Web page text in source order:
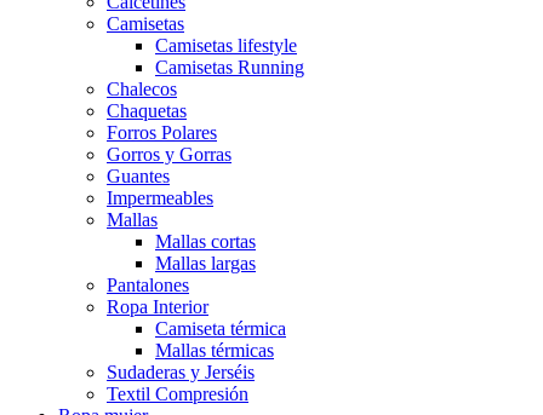
Camisetas
Camisetas lifestyle
Camisetas Running
Chalecos
Chaquetas
Forros Polares
Gorros y Gorras
Guantes
Impermeables
Mallas
Mallas cortas
Mallas largas
Pantalones
Ropa Interior
Camiseta térmica
Mallas térmicas
Sudaderas y Jerséis
Textil Compresión